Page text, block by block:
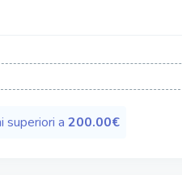
superiori a 200.00€